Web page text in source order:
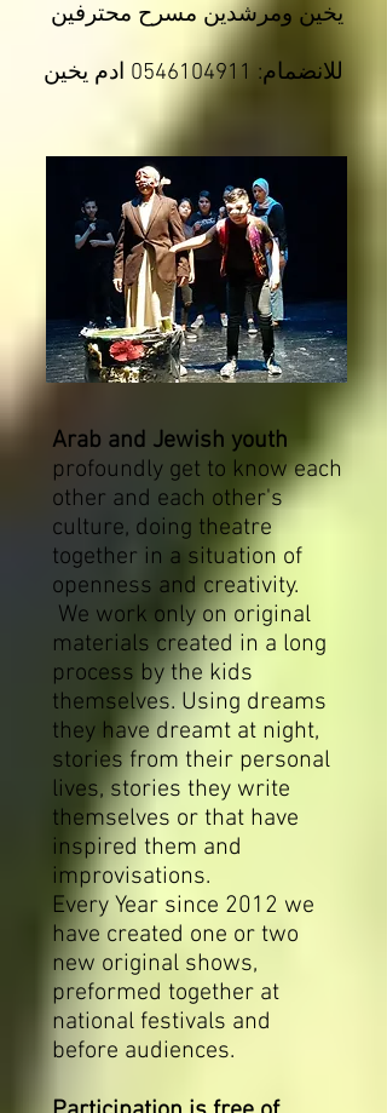
يخين ومرشدين مسرح محترفين
للانضمام: 0546104911 ادم يخين
Arab and Jewish youth
profoundly get to know each
other and each other's
culture, doing theatre
together in a situation of
openness and creativity.
We work only on original
materials created in a long
process by the kids
themselves. Using dreams
they have dreamt at night,
stories from their personal
lives, stories they write
themselves or that have
inspired them and
improvisations.
Every Year since 2012 we
have created one or two
new original shows,
preformed together at
national festivals and
before audiences.